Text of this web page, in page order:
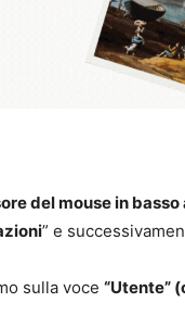
del mouse in basso
” e
sulla voce “Utente”